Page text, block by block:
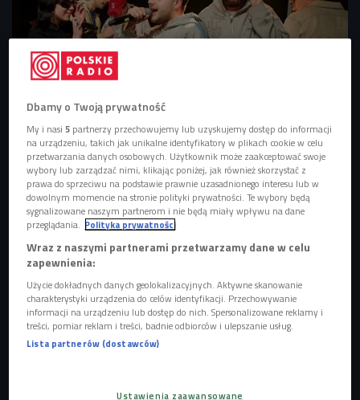
Natura2000 zagrali koncert w cyklu "RAP SCENA CZWÓRKI"
Foto: Cezary
Piwowarski/Polskie Radio
GALERIA
Dbamy o Twoją prywatność
My i nasi5 partnerzy przechowujemy lub uzyskujemy dostęp do informacji
na urządzeniu, takich jak unikalne identyfikatory w plikach cookie w celu
przetwarzania danych osobowych. Użytkownik może zaakceptować swoje
wybory lub zarządzać nimi, klikając poniżej, jak również skorzystać z
prawa do sprzeciwu na podstawie prawnie uzasadnionego interesu lub w
dowolnym momencie na stronie polityki prywatności. Te wybory będą
sygnalizowane naszym partnerom i nie będą miały wpływu na dane
przeglądania. Polityka prywatności
Wraz z naszymi partnerami przetwarzamy dane w celu
zapewnienia:
Użycie dokładnych danych geolokalizacyjnych. Aktywne skanowanie
charakterystyki urządzenia do celów identyfikacji. Przechowywanie
informacji na urządzeniu lub dostęp do nich. Spersonalizowane reklamy i
treści, pomiar reklam i treści, badnie odbiorców i ulepszanie usług.
Lista partnerów (dostawców)
Ustawienia zaawansowane